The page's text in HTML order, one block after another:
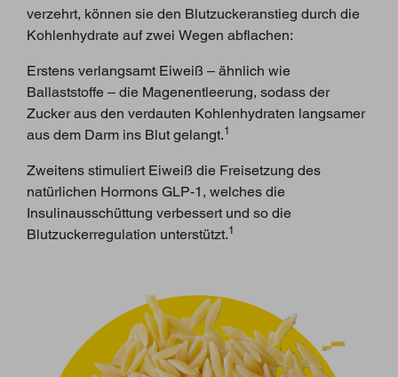
verzehrt, können sie den Blutzuckeranstieg durch die
Kohlenhydrate auf zwei Wegen abflachen:
Erstens verlangsamt Eiweiß – ähnlich wie
Ballaststoffe – die Magenentleerung, sodass der
Zucker aus den verdauten Kohlenhydraten langsamer
aus dem Darm ins Blut gelangt.1
Zweitens stimuliert Eiweiß die Freisetzung des
natürlichen Hormons GLP-1, welches die
Insulinausschüttung verbessert und so die
Blutzuckerregulation unterstützt.1